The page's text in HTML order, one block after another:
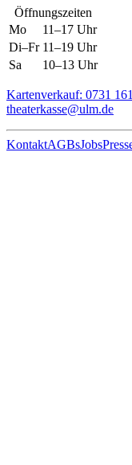
Öffnungszeiten
Mo
11–17 Uhr
Di–Fr 11–19 Uhr
Sa
10–13 Uhr
Kartenverkauf: 0731
theaterkasse@ulm.de
KontaktAGBsJobs